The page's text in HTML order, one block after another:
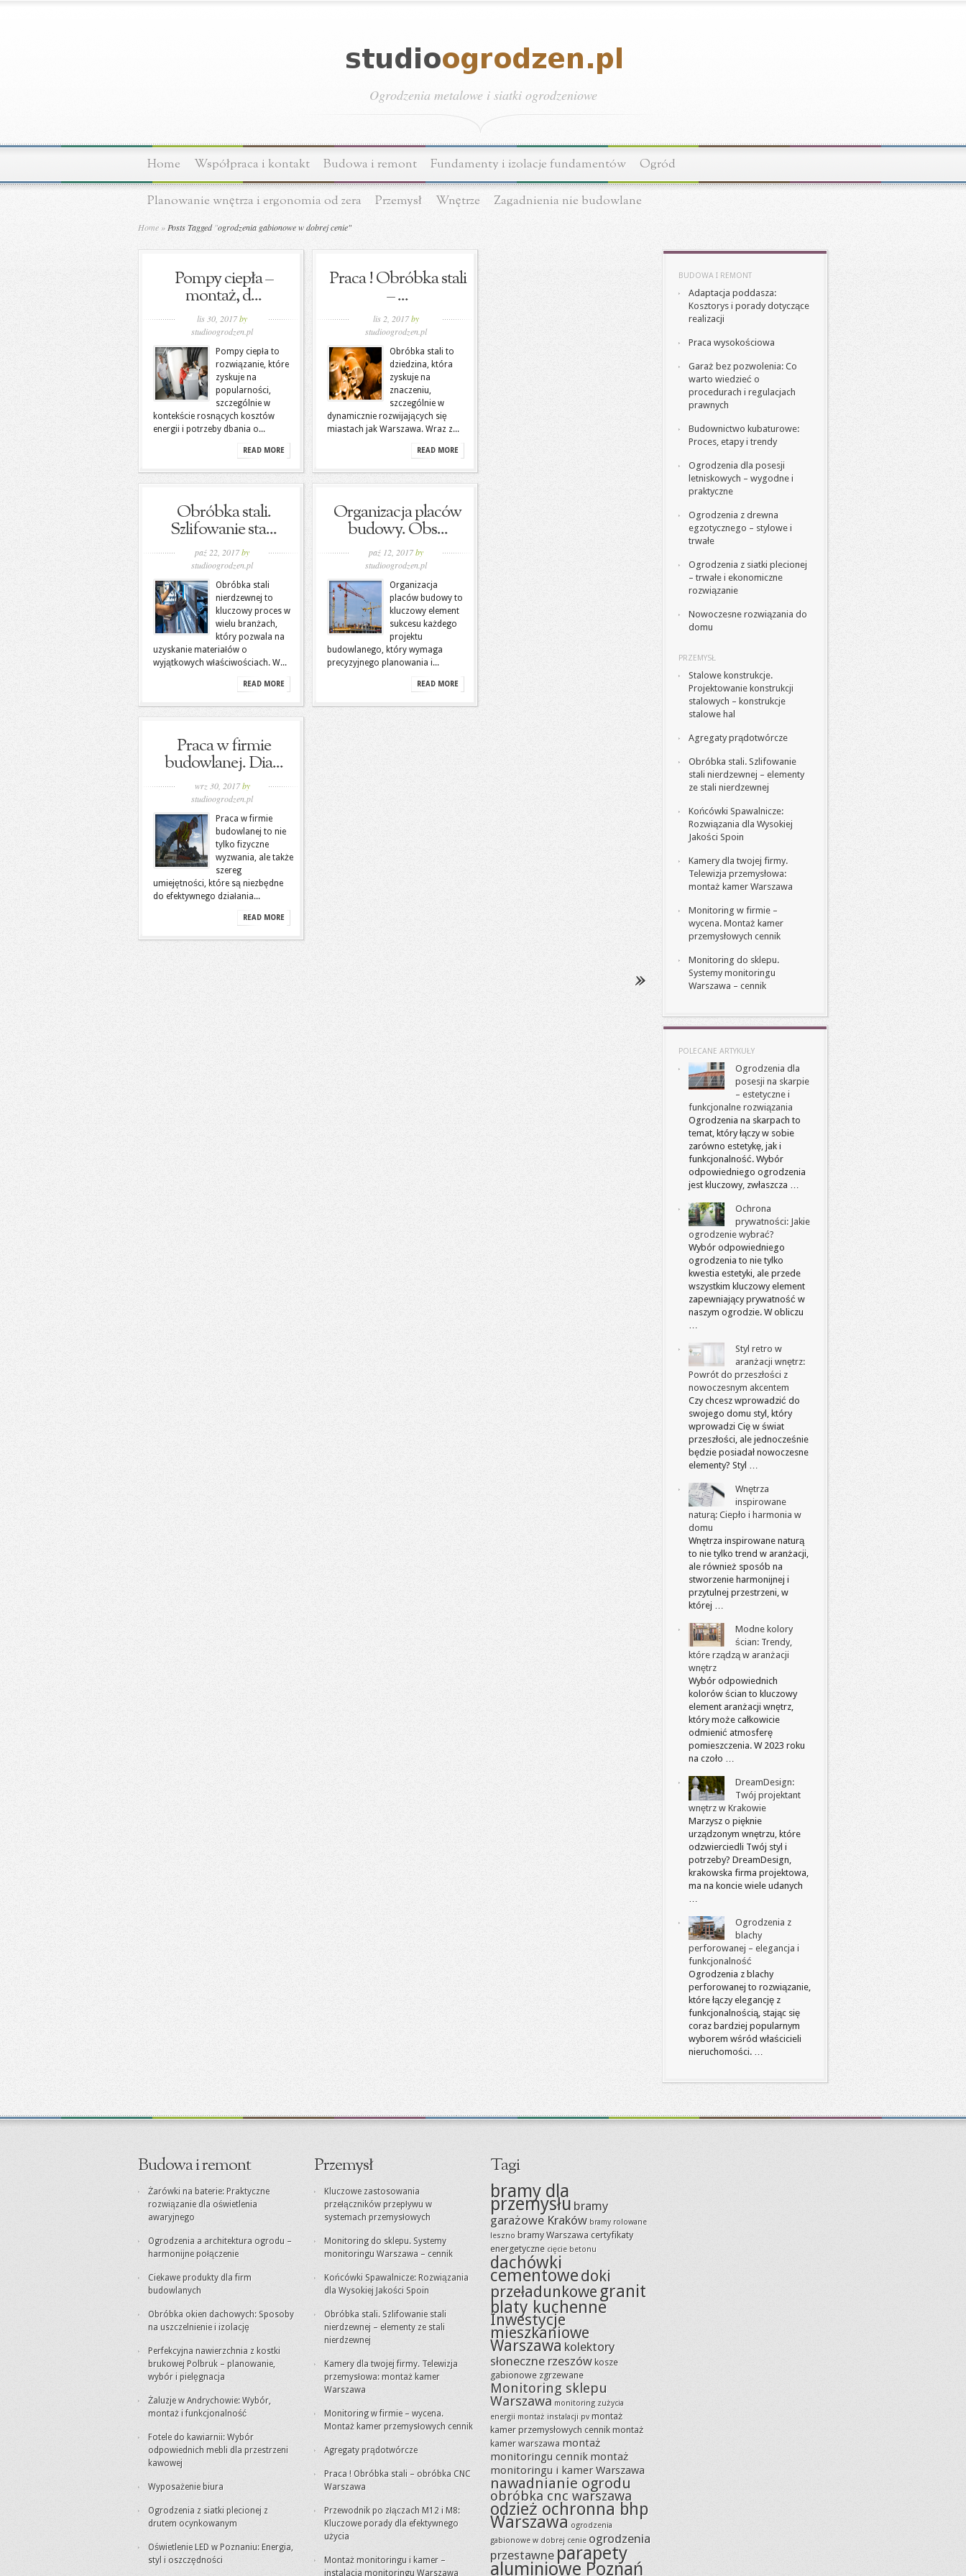
Ogrodzenia metalowe i siatki ogrodzeniowe
Home Współpraca i kontakt Budowa i remont Fundamenty i izolacje fundamentów Ogród
Planowanie wnętrza i ergonomia od zera Przemysł Wnętrze Zagadnienia nie budowlane
Home » Posts Tagged"ogrodzenia gabionowe w dobrej cenie"
Pompy ciepła –
montaż, d...
lis 30, 2017by
studioogrodzen.pl
Pompy ciepła to
rozwiązanie, które
zyskuje na
popularności,
szczególnie w
kontekście rosnących kosztów
energii i potrzeby dbania o...
READ MORE
Praca ! Obróbka stali
– ...
lis 2, 2017by
studioogrodzen.pl
Obróbka stali to
dziedzina, która
zyskuje na
znaczeniu,
szczególnie w
dynamicznie rozwijających się
miastach jak Warszawa. Wraz z...
READ MORE
Obróbka stali.
Szlifowanie sta...
paź 22, 2017by
studioogrodzen.pl
Obróbka stali
nierdzewnej to
kluczowy proces w
wielu branżach,
który pozwala na
uzyskanie materiałów o
wyjątkowych właściwościach. W...
READ MORE
Organizacja placów
budowy. Obs...
paź 12, 2017by
studioogrodzen.pl
Organizacja
placów budowy to
kluczowy element
sukcesu każdego
projektu
budowlanego, który wymaga
precyzyjnego planowania i...
READ MORE
Praca w firmie
budowlanej. Dia...
wrz 30, 2017by
studioogrodzen.pl
Praca w firmie
budowlanej to nie
tylko fizyczne
wyzwania, ale także
szereg
umiejętności, które są niezbędne
do efektywnego działania...
READ MORE
BUDOWA I REMONT
Adaptacja poddasza:
Kosztorys i porady dotyczące
realizacji
Praca wysokościowa
Garaż bez pozwolenia: Co
warto wiedzieć o
procedurach i regulacjach
prawnych
Budownictwo kubaturowe:
Proces, etapy i trendy
Ogrodzenia dla posesji
letniskowych – wygodne i
praktyczne
Ogrodzenia z drewna
egzotycznego – stylowe i
trwałe
Ogrodzenia z siatki plecionej
– trwałe i ekonomiczne
rozwiązanie
Nowoczesne rozwiązania do
domu
PRZEMYSŁ
Stalowe konstrukcje.
Projektowanie konstrukcji
stalowych – konstrukcje
stalowe hal
Agregaty prądotwórcze
Obróbka stali. Szlifowanie
stali nierdzewnej – elementy
ze stali nierdzewnej
Końcówki Spawalnicze:
Rozwiązania dla Wysokiej
Jakości Spoin
Kamery dla twojej firmy.
Telewizja przemysłowa:
montaż kamer Warszawa
Monitoring w firmie –
wycena. Montaż kamer
przemysłowych cennik
Monitoring do sklepu.
Systemy monitoringu
Warszawa – cennik
POLECANE ARTYKUŁY
Ogrodzenia dla
posesji na skarpie
– estetyczne i
funkcjonalne rozwiązania
Ogrodzenia na skarpach to
temat, który łączy w sobie
zarówno estetykę, jak i
funkcjonalność. Wybór
odpowiedniego ogrodzenia
jest kluczowy, zwłaszcza …
Ochrona
prywatności: Jakie
ogrodzenie wybrać?
Wybór odpowiedniego
ogrodzenia to nie tylko
kwestia estetyki, ale przede
wszystkim kluczowy element
zapewniający prywatność w
naszym ogrodzie. W obliczu
…
Styl retro w
aranżacji wnętrz:
Powrót do przeszłości z
nowoczesnym akcentem
Czy chcesz wprowadzić do
swojego domu styl, który
wprowadzi Cię w świat
przeszłości, ale jednocześnie
będzie posiadał nowoczesne
elementy? Styl …
Wnętrza
inspirowane
naturą: Ciepło i harmonia w
domu
Wnętrza inspirowane naturą
to nie tylko trend w aranżacji,
ale również sposób na
stworzenie harmonijnej i
przytulnej przestrzeni, w
której …
Modne kolory
ścian: Trendy,
które rządzą w aranżacji
wnętrz
Wybór odpowiednich
kolorów ścian to kluczowy
element aranżacji wnętrz,
który może całkowicie
odmienić atmosferę
pomieszczenia. W 2023 roku
na czoło …
DreamDesign:
Twój projektant
wnętrz w Krakowie
Marzysz o pięknie
urządzonym wnętrzu, które
odzwierciedli Twój styl i
potrzeby? DreamDesign,
krakowska firma projektowa,
ma na koncie wiele udanych
…
Ogrodzenia z
blachy
perforowanej – elegancja i
funkcjonalność
Ogrodzenia z blachy
perforowanej to rozwiązanie,
które łączy elegancję z
funkcjonalnością, stając się
coraz bardziej popularnym
wyborem wśród właścicieli
nieruchomości. …
Budowa i remont
Żarówki na baterie: Praktyczne
rozwiązanie dla oświetlenia
awaryjnego
Ogrodzenia a architektura ogrodu –
harmonijne połączenie
Ciekawe produkty dla firm
budowlanych
Obróbka okien dachowych: Sposoby
na uszczelnienie i izolację
Perfekcyjna nawierzchnia z kostki
brukowej Polbruk – planowanie,
wybór i pielęgnacja
Żaluzje w Andrychowie: Wybór,
montaż i funkcjonalność
Fotele do kawiarnii: Wybór
odpowiednich mebli dla przestrzeni
kawowej
Wyposażenie biura
Ogrodzenia z siatki plecionej z
drutem ocynkowanym
Oświetlenie LED w Poznaniu: Energia,
styl i oszczędności
Przemysł
Kluczowe zastosowania
przełączników przepływu w
systemach przemysłowych
Monitoring do sklepu. Systemy
monitoringu Warszawa – cennik
Końcówki Spawalnicze: Rozwiązania
dla Wysokiej Jakości Spoin
Obróbka stali. Szlifowanie stali
nierdzewnej – elementy ze stali
nierdzewnej
Kamery dla twojej firmy. Telewizja
przemysłowa: montaż kamer
Warszawa
Monitoring w firmie – wycena.
Montaż kamer przemysłowych cennik
Agregaty prądotwórcze
Praca ! Obróbka stali – obróbka CNC
Warszawa
Przewodnik po złączach M12 i M8:
Kluczowe porady dla efektywnego
użycia
Montaż monitoringu i kamer –
instalacja monitoringu Warszawa
Tagi
bramy dla
przemysłu bramy
garażowe Kraków bramy rolowane
leszno bramy Warszawa certyfikaty
energetyczne cięcie betonu
dachówki
cementowedoki
przeładunkowe granit
blaty kuchenne
Inwestycje
mieszkaniowe
Warszawa kolektory
słoneczne rzeszów kosze
gabionowe zgrzewane
Monitoring sklepu
Warszawa monitoring zużycia
energii montaż instalacji pv montaż
kamer przemysłowych cennik montaż
kamer warszawa montaż
monitoringu cennik montaż
monitoringu i kamer Warszawa
nawadnianie ogrodu
obróbka cnc warszawa
odzież ochronna bhp
Warszawa ogrodzenia
gabionowe w dobrej cenie ogrodzenia
przestawne parapety
aluminiowe Poznań